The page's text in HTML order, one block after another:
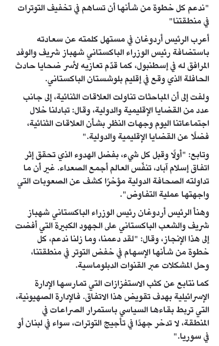
"ندعم كل خطوة من شأنها أن تساهم في تخفيف التوترات
في منطقتنا"
أعرب الرئيس أردوغان في مستهل كلمته عن سعادته
باستضافة رئيس الوزراء الباكستاني شهباز شريف والوفد
المرافق له في إسطنبول، كما قدّم تعازيه لأسر ضحايا حادث
الحافلة الذي وقع في إقليم بلوشستان الباكستاني.
ولفت إلى أن المباحثات تناولت العلاقات الثنائية، إلى جانب
عدد من القضايا الإقليمية والدولية، وقال: تبادلنا خلال
اجتماعاتنا اليوم وجهات النظر بشأن العلاقات الثنائية،
فضلًا عن القضايا الإقليمية والدولية."
وتابع: "أولًا وقبل كل شيء، بفضل الهدوء الذي تحقق إثر
اتفاق إسلام آباد، تنفّس العالم أجمع الصعداء. غير أن ما
تداولته الصحافة الدولية مؤخرًا كشف عن الصعوبات التي
واجهتها عملية التفاوض".
وهنأ الرئيس أردوغان رئيس الوزراء الباكستاني شهباز
شريف والشعب الباكستاني على الجهود الكبيرة التي أفضت
إلى هذا الإنجاز، وقال: "لقد دعمنا، وما زلنا ندعم، كل
خطوة من شأنها الإسهام في خفض التوتر في منطقتنا،
وحل المشكلات عبر القنوات الدبلوماسية.
كما نتابع عن كثب الاستفزازات التي تمارسها الإدارة
الإسرائيلية بهدف تقويض هذا الاتفاق. فالإدارة الصهيونية،
التي تربط بقاءها السياسي باستمرار الصراعات في
المنطقة، لا تدخر جهدًا في تأجيج التوترات، سواء في لبنان أو
في سوريا."